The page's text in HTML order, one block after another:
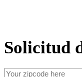
Solicitud